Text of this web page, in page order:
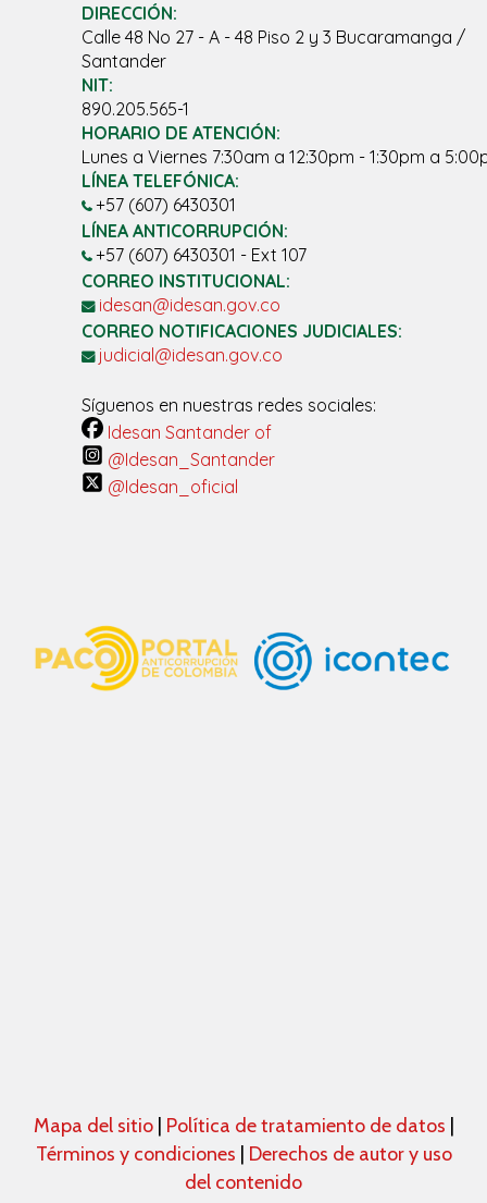
DIRECCIÓN:
Calle 48 No 27 - A - 48 Piso 2 y 3 Bucaramanga /
Santander
NIT:
890.205.565-1
HORARIO DE ATENCIÓN:
Lunes a Viernes 7:30am a 12:30pm - 1:30pm a
LÍNEA TELEFÓNICA:
+57 (607) 6430301
LÍNEA ANTICORRUPCIÓN:
+57 (607) 6430301 - Ext 107
CORREO INSTITUCIONAL:
idesan@idesan.gov.co
CORREO NOTIFICACIONES JUDICIALES:
judicial@idesan.gov.co
Síguenos en nuestras redes sociales:
Idesan Santander of
@Idesan_Santander
@Idesan_oficial
Mapa del sitio Política de tratamiento de datos
Términos y condiciones
Derechos de autor y uso
del contenido